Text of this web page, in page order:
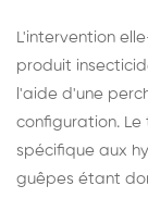
L'intervention
produit
l'aide d'une
configuration. Le
spécifique aux
guêpes étant